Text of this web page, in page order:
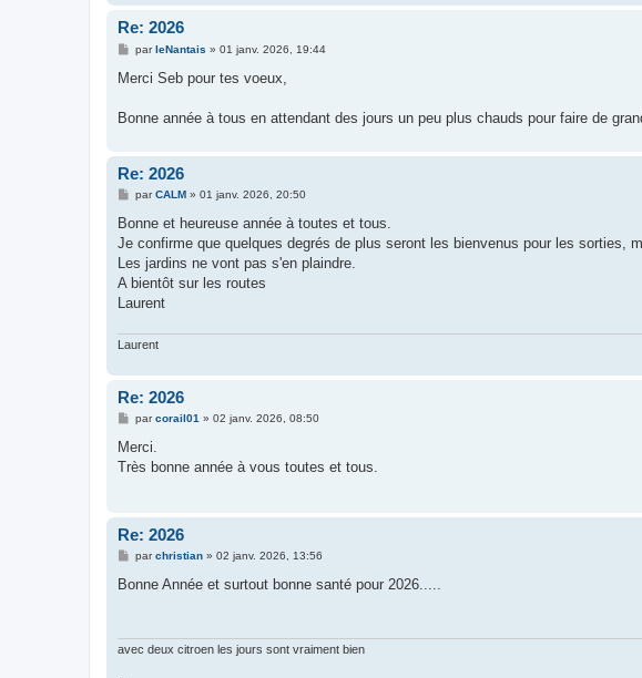
Re: 2026
M
s
g
parleNantais » 01 janv. 2026, 19:44
Merci Seb pour tes voeux,
Bonne année à tous en attendant des jours un peu plus chauds pour faire de
Re: 2026
M
s
a
g
parCALM» 01 janv. 2026, 20:50
Bonne et heureuse année à toutes et tous.
Je confirme que quelques degrés de plus seront les bienvenus pour les sorties,
Les jardins ne vont pas s'en plaindre.
A bientôt sur les routes
Laurent
Laurent
Re: 2026
M
s
a
parcorail01 » 02 janv. 2026, 08:50
Merci.
Très bonne année à vous toutes et tous.
Re: 2026
M
s
parchristian» 02 janv. 2026, 13:56
Bonne Année et surtout bonne santé pour 2026.....
avec deux citroen les jours sont vraiment bien